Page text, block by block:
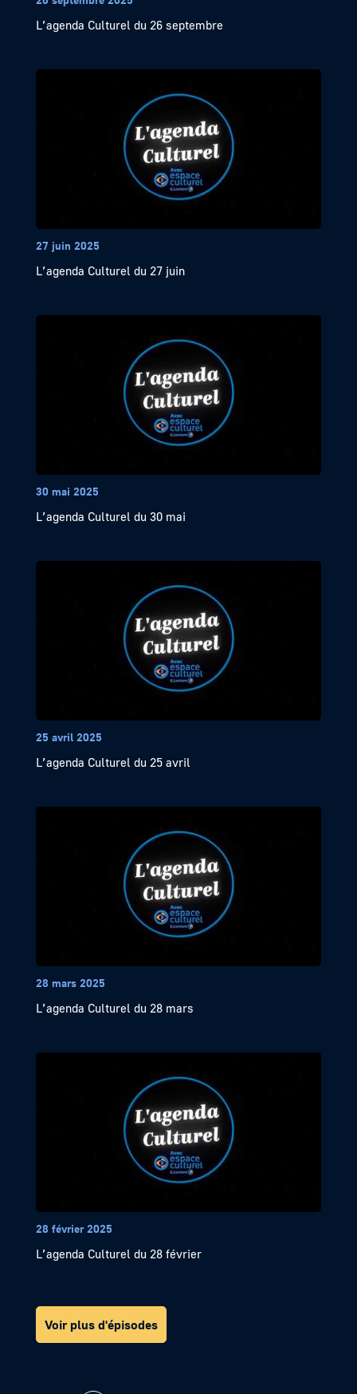
L’agenda Culturel du 26 septembre
27 juin 2025
L’agenda Culturel du 27 juin
30 mai 2025
L’agenda Culturel du 30 mai
25 avril 2025
L’agenda Culturel du 25 avril
28 mars 2025
L’agenda Culturel du 28 mars
28 février 2025
L’agenda Culturel du 28 février
Voir plus d'épisodes